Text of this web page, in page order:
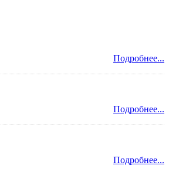
Подробнее...
Подробнее...
Подробнее...